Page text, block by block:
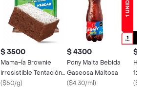
$ 3500
Mama-Ía Brownie
Irresistible Tentación
Azúcar
($50/g)
$ 4300
Pony Malta Bebida
Gaseosa Maltosa
($4.30/ml)
$
12
(